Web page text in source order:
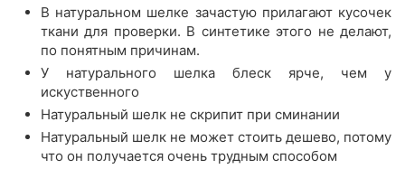
В натуральном шелке зачастую прилагают кусочек
ткани для проверки. В синтетике этого не делают,
по понятным причинам.
У натурального шелка блеск ярче, чем у
искуственного
Натуральный шелк не скрипит при сминании
Натуральный шелк не может стоить дешево, потому
что он получается очень трудным способом